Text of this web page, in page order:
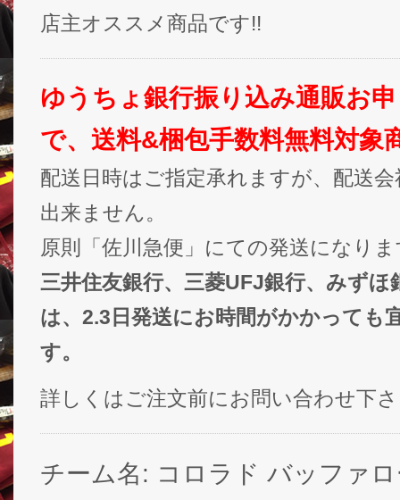
店主オススメ商品です!!
ゆうちょ銀行振り込み通販お
で、送料&梱包手数料無料対象
配送日時はご指定承れますが、配送
出来ません。
原則「佐川急便」にての発送になり
三井住友銀行、三菱UFJ銀行、みずほ
は、2.3日発送にお時間がかかっても
す。
詳しくはご注文前にお問い合わせ下
チーム名: コロラド バッファ